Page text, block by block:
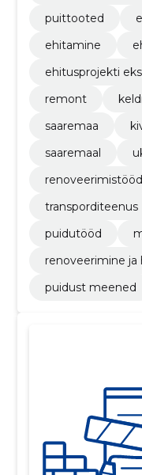
puittooted
ehitamine
ehitusprojekti
remont
saaremaa
saaremaal
renoveerimistööd
transporditeenus
puidutööd
renoveerimine ja
puidust meened